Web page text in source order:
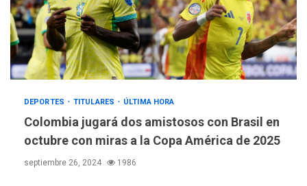
DEPORTES TITULARES ÚLTIMA HORA
Colombia jugará dos amistosos con Brasil en
octubre con miras a la Copa América de 2025
septiembre 26, 2024 1986